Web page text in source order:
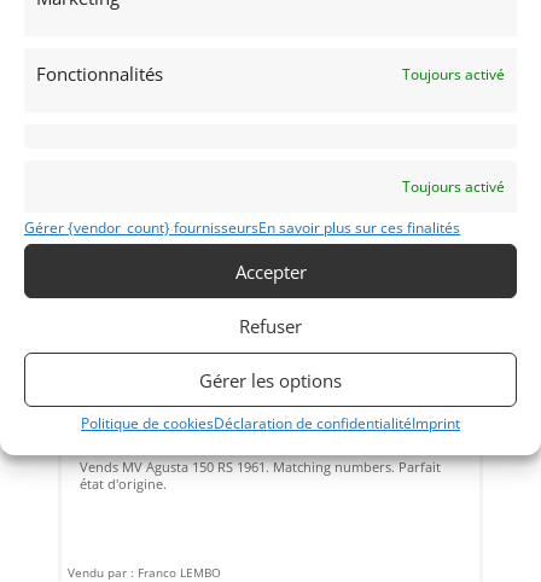
Fonctionnalités Toujours activé
Toujours activé
Gérer {vendor_count} fournisseursEn savoir plus sur ces finalités
Accepter
Refuser
Gérer les options
Politique de cookiesDéclaration de confidentialitéImprint
MV AGUSTA 150 RS (1961)
REIMS (FRANCE)
22 juillet 2026
842 vues
Vends MV Agusta 150 RS 1961. Matching numbers. Parfait
état d'origine.
Vendu par : Franco LEMBO